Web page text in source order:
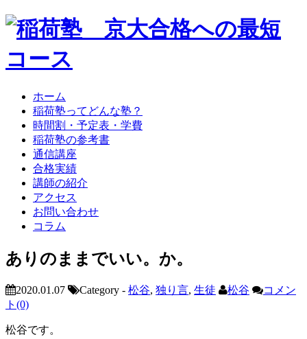
ホーム
稲荷塾ってどんな塾？
時間割・予定表・学費
稲荷塾の参考書
通信講座
合格実績
講師の紹介
アクセス
お問い合わせ
コラム
ありのままでいい。か。
2020.01.07 Category - 松谷, 独り言, 生徒 松谷
コメン
ト(0)
松谷です。